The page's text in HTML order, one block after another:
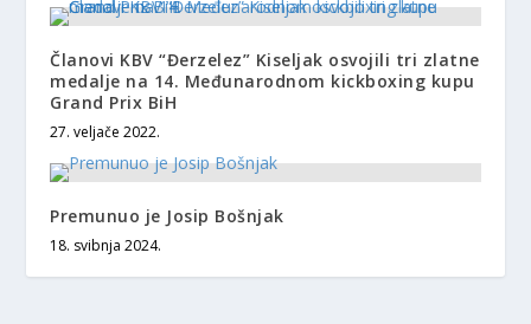
Članovi KBV “Đerzelez” Kiseljak osvojili tri zlatne
medalje na 14. Međunarodnom kickboxing kupu
Grand Prix BiH
27. veljače 2022.
Premunuo je Josip Bošnjak
18. svibnja 2024.